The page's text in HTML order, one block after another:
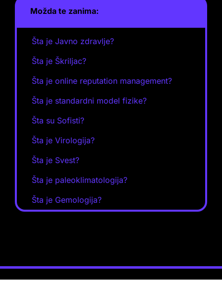
Možda te zanima:
Šta je Javno zdravlje?
Šta je Škriljac?
Šta je online reputation management?
Šta je standardni model fizike?
Šta su Sofisti?
Šta je Virologija?
Šta je Svest?
Šta je paleoklimatologija?
Šta je Gemologija?